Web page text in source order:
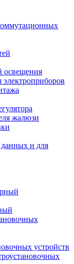
освещения
жалюзи
данных и для
устройств